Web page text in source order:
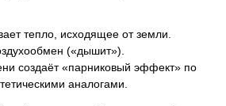
тепло, исходящее от земли.
(«дышит»).
создаёт «парниковый эффект» по
аналогами.